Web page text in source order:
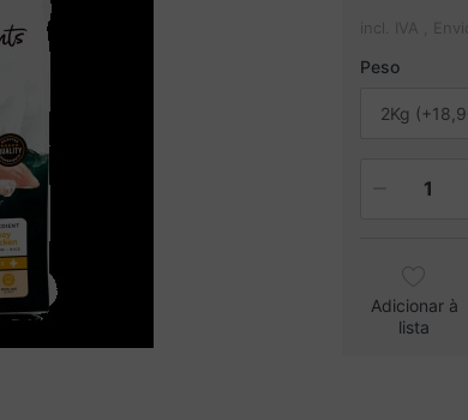
incl. IVA ,
Peso
2Kg
1
Adicionar à
lista